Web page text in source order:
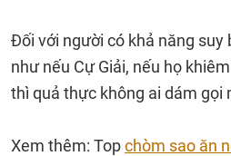
Đối với người có khả năng suy
như nếu Cự Giải, nếu họ
thì quả thực không ai dám gọi
Xem thêm: Topchòm sao ăn